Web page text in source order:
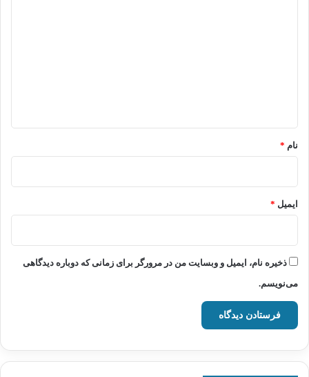
نام *
ایمیل *
ذخیره نام، ایمیل و وبسایت من در مرورگر برای زمانی که دوباره دیدگاهی
می‌نویسم.